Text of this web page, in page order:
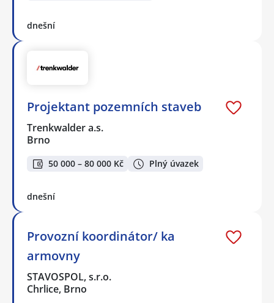
dnešní
Projektant pozemních staveb
Trenkwalder a.s.
Brno
50 000 – 80 000 Kč Plný úvazek
dnešní
Provozní koordinátor/ ka
armovny
STAVOSPOL, s.r.o.
Chrlice, Brno